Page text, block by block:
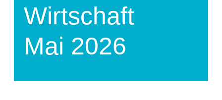
Wirtschaft
Mai 2026